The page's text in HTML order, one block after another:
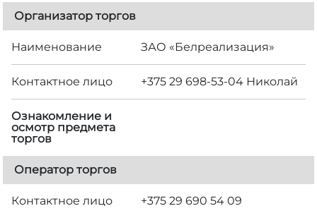
Организатор торгов
Наименование ЗАО «Белреализация»
Контактное лицо +375 29 698-53-04 Николай
Ознакомление и
осмотр предмета
торгов
Оператор торгов
Контактное лицо +375 29 690 54 09